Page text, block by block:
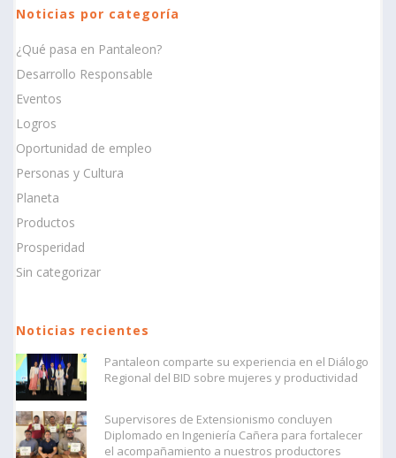
Noticias por categoría
¿Qué pasa en Pantaleon?
Desarrollo Responsable
Eventos
Logros
Oportunidad de empleo
Personas y Cultura
Planeta
Productos
Prosperidad
Sin categorizar
Noticias recientes
Pantaleon comparte su experiencia en el Diálogo
Regional del BID sobre mujeres y productividad
Supervisores de Extensionismo concluyen
Diplomado en Ingeniería Cañera para fortalecer
el acompañamiento a nuestros productores